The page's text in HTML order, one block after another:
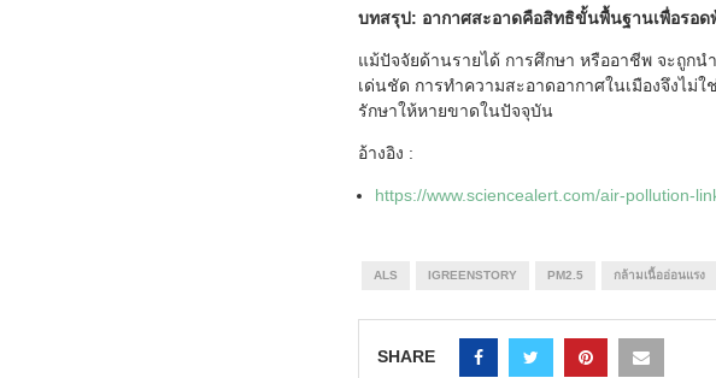
บทสรุป: อากาศสะอาดคือสิทธิขั้นพื้นฐานเพื่อรอด
แม้ปัจจัยด้านรายได้ การศึกษา หรืออาชีพ จะถูกน
เด่นชัด การทำความสะอาดอากาศในเมืองจึงไม่
รักษาให้หายขาดในปัจจุบัน
อ้างอิง :
https://www.sciencealert.com/air-pollution-
ALS IGREENSTORY PM2.5 กล้ามเนื้ออ่อนแรง
SHARE